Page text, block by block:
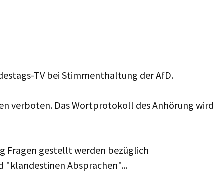
TV bei Stimmenthaltung der AfD.
verboten. Das Wortprotokoll des Anhörung wird
Fragen gestellt werden bezüglich
Absprachen"...